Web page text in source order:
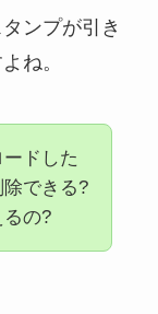
ンプが引き
ね。
ドした
できる?
の?